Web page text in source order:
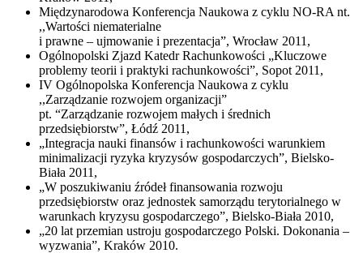
Międzynarodowa Konferencja Naukowa z cyklu NO-RA nt.
,,Wartości niematerialne
i prawne – ujmowanie i prezentacja”, Wrocław 2011,
Ogólnopolski Zjazd Katedr Rachunkowości „Kluczowe
problemy teorii i praktyki rachunkowości”, Sopot 2011,
IV Ogólnopolska Konferencja Naukowa z cyklu
,,Zarządzanie rozwojem organizacji”
pt. “Zarządzanie rozwojem małych i średnich
przedsiębiorstw”, Łódź 2011,
„Integracja nauki finansów i rachunkowości warunkiem
minimalizacji ryzyka kryzysów gospodarczych”, Bielsko-
Biała 2011,
„W poszukiwaniu źródeł finansowania rozwoju
przedsiębiorstw oraz jednostek samorządu terytorialnego w
warunkach kryzysu gospodarczego”, Bielsko-Biała 2010,
„20 lat przemian ustroju gospodarczego Polski. Dokonania –
wyzwania”, Kraków 2010.